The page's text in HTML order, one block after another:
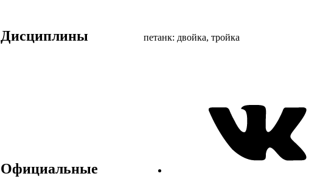
Дисциплины петанк: двойка, тройка
Официальные